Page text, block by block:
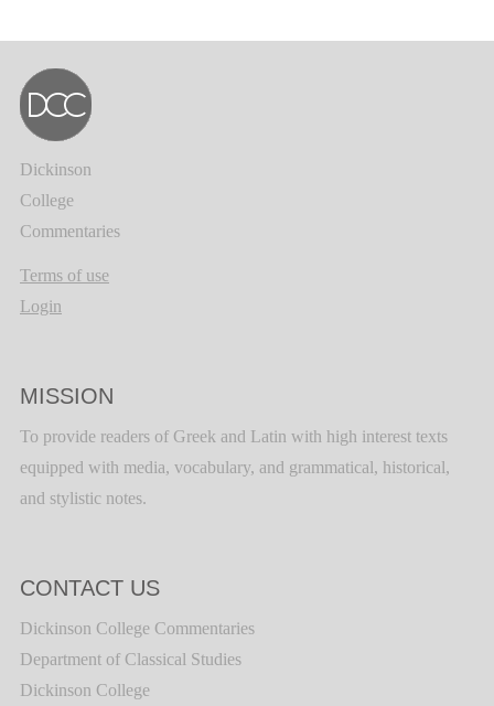
Dickinson
College
Commentaries
Terms of use
Login
MISSION
To provide readers of Greek and Latin with high interest texts
equipped with media, vocabulary, and grammatical, historical,
and stylistic notes.
CONTACT US
Dickinson College Commentaries
Department of Classical Studies
Dickinson College